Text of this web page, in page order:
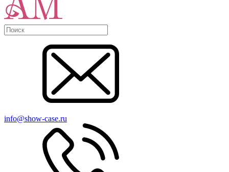
info@show-case.ru